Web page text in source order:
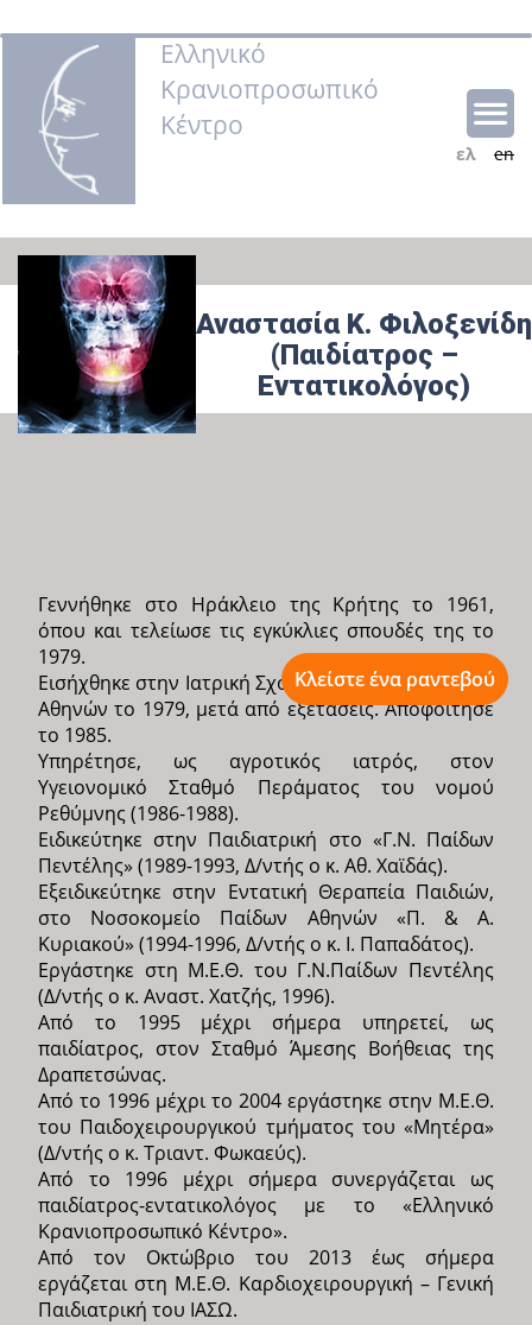
Ελληνικό
Κρανιοπροσωπικό
Κέντρο
en
ελ
Αναστασία Κ. Φιλοξενίδη
(Παιδίατρος –
Εντατικολόγος)
Γεννήθηκε στο Ηράκλειο της Κρήτης το 1961,
όπου και τελείωσε τις εγκύκλιες σπουδές της το
1979.
Εισήχθηκε στην Ιατρική Σχολή του Πανεπιστημίου
Αθηνών το 1979, μετά από εξετάσεις. Αποφοίτησε
το 1985.
Υπηρέτησε, ως αγροτικός ιατρός, στον
Υγειονομικό Σταθμό Περάματος του νομού
Ρεθύμνης (1986-1988).
Ειδικεύτηκε στην Παιδιατρική στο «Γ.Ν. Παίδων
Πεντέλης» (1989-1993, Δ/ντής o κ. Αθ. Χαϊδάς).
Εξειδικεύτηκε στην Εντατική Θεραπεία Παιδιών,
στο Νοσοκομείο Παίδων Αθηνών «Π. & Α.
Κυριακού» (1994-1996, Δ/ντής o κ. Ι. Παπαδάτος).
Εργάστηκε στη Μ.Ε.Θ. του Γ.Ν.Παίδων Πεντέλης
(Δ/ντής o κ. Αναστ. Χατζής, 1996).
Από το 1995 μέχρι σήμερα υπηρετεί, ως
παιδίατρος, στον Σταθμό Άμεσης Βοήθειας της
Δραπετσώνας.
Από το 1996 μέχρι το 2004 εργάστηκε στην Μ.Ε.Θ.
του Παιδοχειρουργικού τμήματος του «Μητέρα»
(Δ/ντής o κ. Τριαντ. Φωκαεύς).
Από το 1996 μέχρι σήμερα συνεργάζεται ως
παιδίατρος-εντατικολόγος με το «Ελληνικό
Κρανιοπροσωπικό Κέντρο».
Από τον Οκτώβριο του 2013 έως σήμερα
εργάζεται στη Μ.Ε.Θ. Καρδιοχειρουργική – Γενική
Παιδιατρική του ΙΑΣΩ.
Κλείστε ένα ραντεβού